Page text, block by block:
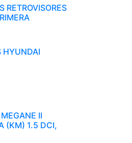
RETROVISORES
HYUNDAI
II
(KM) 1.5 DCI,